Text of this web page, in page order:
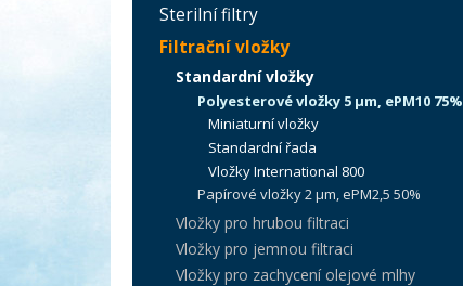
Sterilní filtry
Filtrační vložky
Standardní vložky
Polyesterové vložky 5 µm, ePM10 75%
Miniaturní vložky
Standardní řada
Vložky International 800
Papírové vložky 2 µm, ePM2,5 50%
Vložky pro hrubou filtraci
Vložky pro jemnou filtraci
Vložky pro zachycení olejové mlhy